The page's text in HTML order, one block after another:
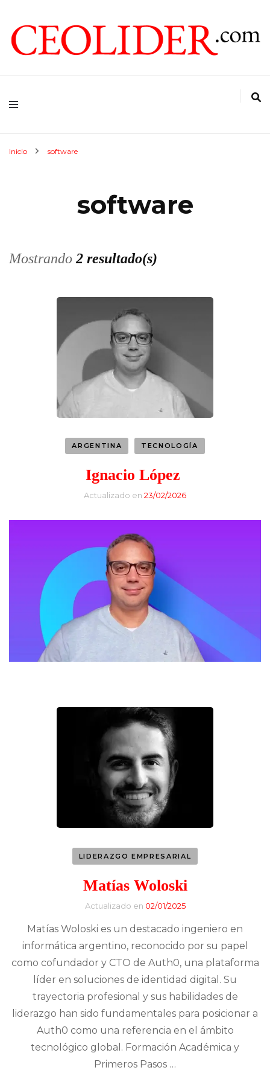
CEOLIDER.COM
Inicio software
software
Mostrando 2 resultado(s)
ARGENTINA TECNOLOGÍA
Ignacio López
Actualizado en 23/02/2026
LIDERAZGO EMPRESARIAL
Matías Woloski
Actualizado en 02/01/2025
Matías Woloski es un destacado ingeniero en
informática argentino, reconocido por su papel
como cofundador y CTO de Auth0, una plataforma
líder en soluciones de identidad digital. Su
trayectoria profesional y sus habilidades de
liderazgo han sido fundamentales para posicionar a
Auth0 como una referencia en el ámbito
tecnológico global. Formación Académica y
Primeros Pasos …